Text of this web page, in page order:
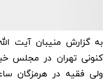
به گزارش منیبان آیت
کنونی تهران در مجلس
ولی فقیه در هرمزگان